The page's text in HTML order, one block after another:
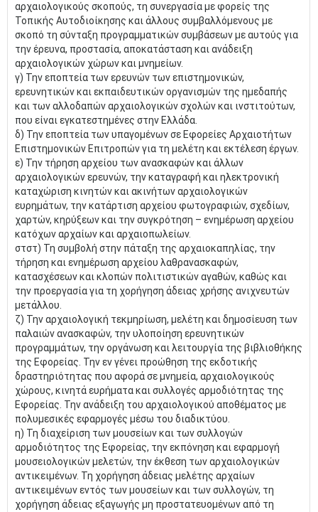
αρχαιολογικούς σκοπούς, τη συνεργασία με φορείς της
Τοπικής Αυτοδιοίκησης και άλλους συμβαλλόμενους με
σκοπό τη σύνταξη προγραμματικών συμβάσεων με αυτούς για
την έρευνα, προστασία, αποκατάσταση και ανάδειξη
αρχαιολογικών χώρων και μνημείων.
γ) Την εποπτεία των ερευνών των επιστημονικών,
ερευνητικών και εκπαιδευτικών οργανισμών της ημεδαπής
και των αλλοδαπών αρχαιολογικών σχολών και ινστιτούτων,
που είναι εγκατεστημένες στην Ελλάδα.
δ) Την εποπτεία των υπαγομένων σε Εφορείες Αρχαιοτήτων
Επιστημονικών Επιτροπών για τη μελέτη και εκτέλεση έργων.
ε) Την τήρηση αρχείου των ανασκαφών και άλλων
αρχαιολογικών ερευνών, την καταγραφή και ηλεκτρονική
καταχώριση κινητών και ακινήτων αρχαιολογικών
ευρημάτων, την κατάρτιση αρχείου φωτογραφιών, σχεδίων,
χαρτών, κηρύξεων και την συγκρότηση – ενημέρωση αρχείου
κατόχων αρχαίων και αρχαιοπωλείων.
στστ) Τη συμβολή στην πάταξη της αρχαιοκαπηλίας, την
τήρηση και ενημέρωση αρχείου λαθρανασκαφών,
κατασχέσεων και κλοπών πολιτιστικών αγαθών, καθώς και
την προεργασία για τη χορήγηση άδειας χρήσης ανιχνευτών
μετάλλου.
ζ) Την αρχαιολογική τεκμηρίωση, μελέτη και δημοσίευση των
παλαιών ανασκαφών, την υλοποίηση ερευνητικών
προγραμμάτων, την οργάνωση και λειτουργία της βιβλιοθήκης
της Εφορείας. Την εν γένει προώθηση της εκδοτικής
δραστηριότητας που αφορά σε μνημεία, αρχαιολογικούς
χώρους, κινητά ευρήματα και συλλογές αρμοδιότητας της
Εφορείας. Την ανάδειξη του αρχαιολογικού αποθέματος με
πολυμεσικές εφαρμογές μέσω του διαδικτύου.
η) Τη διαχείριση των μουσείων και των συλλογών
αρμοδιότητος της Εφορείας, την εκπόνηση και εφαρμογή
μουσειολογικών μελετών, την έκθεση των αρχαιολογικών
αντικειμένων. Τη χορήγηση άδειας μελέτης αρχαίων
αντικειμένων εντός των μουσείων και των συλλογών, τη
χορήγηση άδειας εξαγωγής μη προστατευομένων από τη